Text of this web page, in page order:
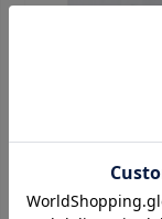
BRICK HOUSE